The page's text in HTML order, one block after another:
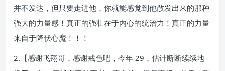
并不发达，但只要走进他，你就能感觉到他散发出来的那种
强大的力量感！真正的强壮在于内心的统治力！真正的力量
来自于降伏心魔！！！
2.【感谢飞翔哥，感谢戒色吧，今年 29，估计断断续续地